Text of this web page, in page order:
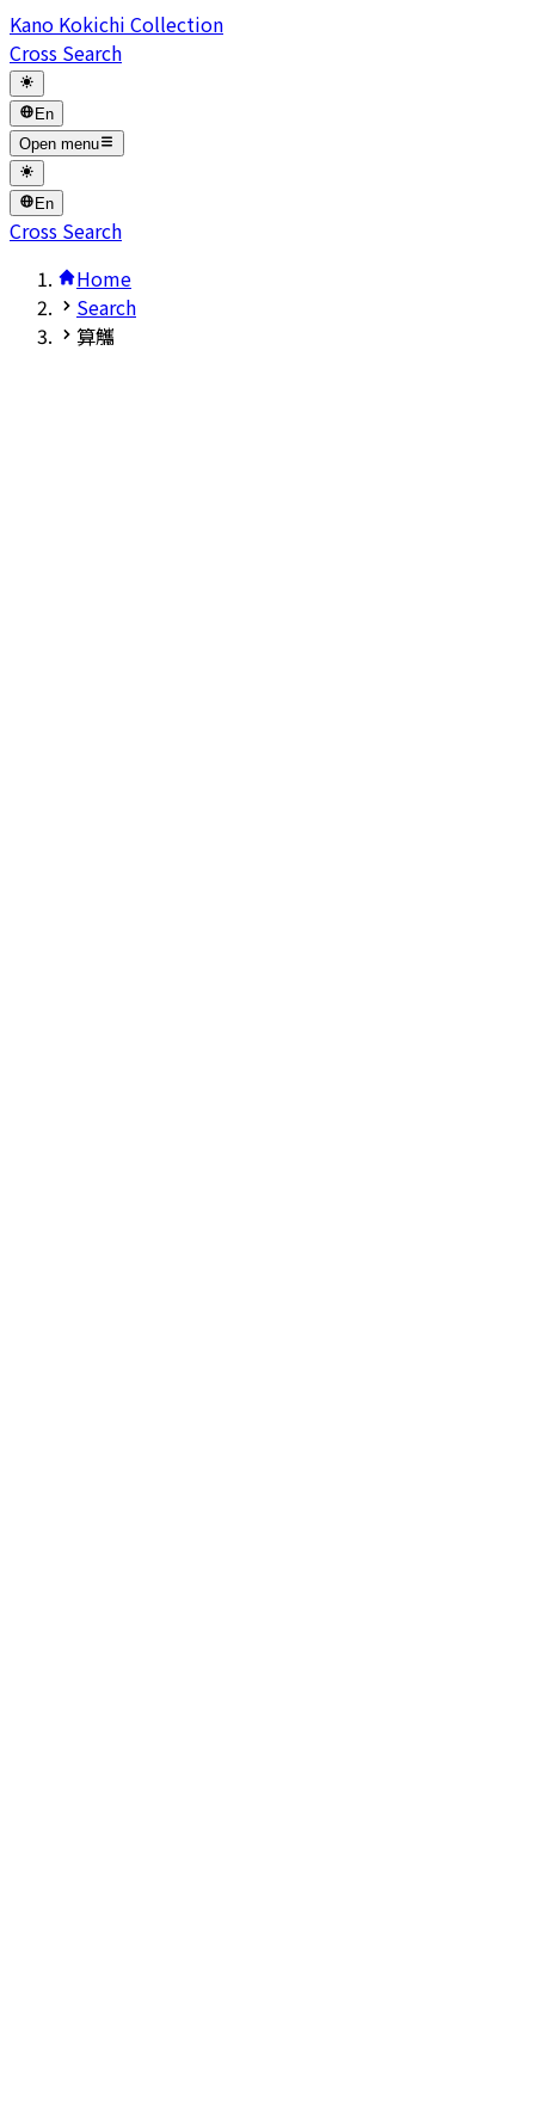
Kano Kokichi Collection
Cross Search
En
Open menu
En
Cross Search
Home
Search
算觿